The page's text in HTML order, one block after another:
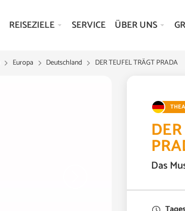
REISEZIELE SERVICE ÜBER UNS
Europa Deutschland DER TEUFEL TRÄGT PRADA
Das